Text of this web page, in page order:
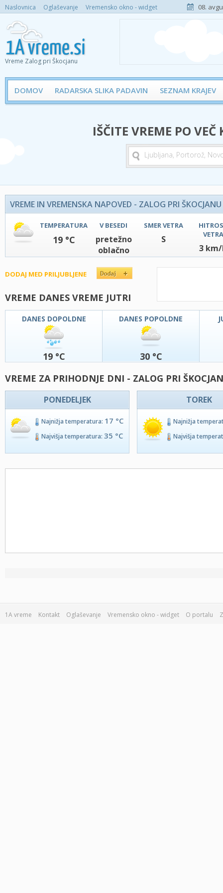
Naslovnica Oglaševanje Vremensko okno - widget 08.
Vreme Zalog pri Škocjanu
DOMOV RADARSKA SLIKA PADAVIN SEZNAM KRAJEV
IŠČITE VREME PO
VREME IN VREMENSKA NAPOVED - ZALOG PRI ŠKOCJANU
TEMPERATURA
19 °C
V BESEDI
pretežno
oblačno
SMER VETRA
S
VETRA
3
DODAJ MED PRILJUBLJENE
VREME DANES VREME JUTRI
DANES DOPOLDNE
19 °C
DANES POPOLDNE
30 °C
VREME ZA PRIHODNJE DNI - ZALOG PRI
PONEDELJEK
Najnižja temperatura: 17 °C
Najvišja temperatura: 35 °C
TOREK
Najnižja
Najvišja
1A vreme Kontakt Oglaševanje Vremensko okno - widget O portalu